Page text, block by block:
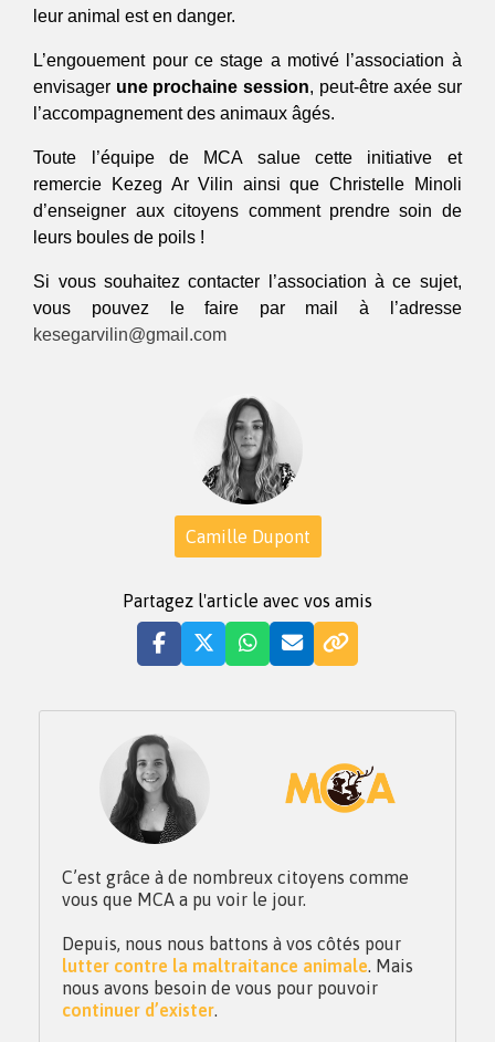
leur animal est en danger.
L’engouement pour ce stage a motivé l’association à
envisager une prochaine session, peut-être axée sur
l’accompagnement des animaux âgés.
Toute l’équipe de MCA salue cette initiative et
remercie Kezeg Ar Vilin ainsi que Christelle Minoli
d’enseigner aux citoyens comment prendre soin de
leurs boules de poils !
Si vous souhaitez contacter l’association à ce sujet,
vous pouvez le faire par mail à l’adresse
kesegarvilin@gmail.com
Camille Dupont
Partagez l'article avec vos amis
C’est grâce à de nombreux citoyens comme
vous que MCA a pu voir le jour.
Depuis, nous nous battons à vos côtés pour
lutter contre la maltraitance animale. Mais
nous avons besoin de vous pour pouvoir
continuer d’exister.